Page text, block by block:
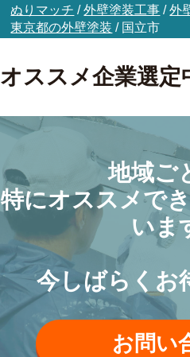
ぬりマッチ /外壁塗装工事 /外
東京都の外壁塗装 / 国立市
オススメ企業選定
地域ご
特にオススメで
いま
今しばらくお
お問い